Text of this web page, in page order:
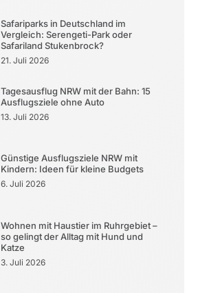
Safariparks in Deutschland im
Vergleich: Serengeti-Park oder
Safariland Stukenbrock?
21. Juli 2026
Tagesausflug NRW mit der Bahn: 15
Ausflugsziele ohne Auto
13. Juli 2026
Günstige Ausflugsziele NRW mit
Kindern: Ideen für kleine Budgets
6. Juli 2026
Wohnen mit Haustier im Ruhrgebiet –
so gelingt der Alltag mit Hund und
Katze
3. Juli 2026